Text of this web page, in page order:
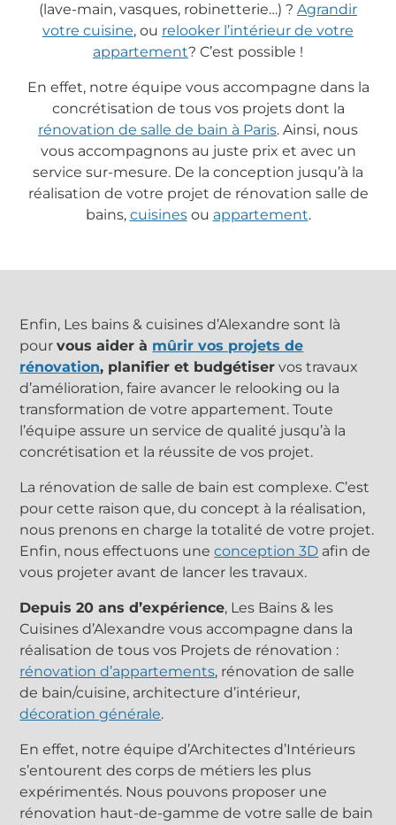
(lave-main, vasques, robinetterie…) ? Agrandir
votre cuisine, ou relooker l’intérieur de votre
appartement? C’est possible !
En effet, notre équipe vous accompagne dans la
concrétisation de tous vos projets dont la
rénovation de salle de bain à Paris. Ainsi, nous
vous accompagnons au juste prix et avec un
service sur-mesure. De la conception jusqu’à la
réalisation de votre projet de rénovation salle de
bains, cuisinesou appartement.
Enfin, Les bains & cuisines d’Alexandre sont là
pourvous aider à mûrir vos projets de
rénovation, planifier et budgétiser vos travaux
d’amélioration, faire avancer le relooking ou la
transformation de votre appartement. Toute
l’équipe assure un service de qualité jusqu’à la
concrétisation et la réussite de vos projet.
La rénovation de salle de bain est complexe. C’est
pour cette raison que, du concept à la réalisation,
nous prenons en charge la totalité de votre projet.
Enfin, nous effectuons uneconception 3D afin de
vous projeter avant de lancer les travaux.
Depuis 20 ans d’expérience, Les Bains & les
Cuisines d’Alexandre vous accompagne dans la
réalisation de tous vos Projets de rénovation :
rénovation d’appartements, rénovation de salle
de bain/cuisine, architecture d’intérieur,
décoration générale.
En effet, notre équipe d’Architectes d’Intérieurs
s’entourent des corps de métiers les plus
expérimentés. Nous pouvons proposer une
rénovation haut-de-gamme de votre salle de bain